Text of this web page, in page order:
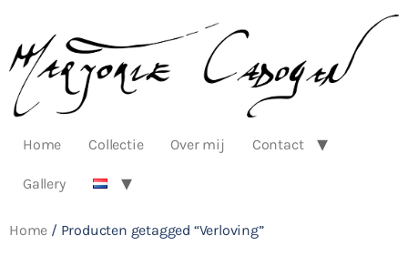
Home Collectie Over mij Contact
Gallery
Home / Producten getagged “Verloving”